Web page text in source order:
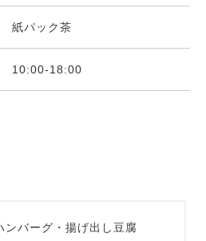
紙パック茶
10:00-18:00
ンバーグ・揚げ出し豆腐